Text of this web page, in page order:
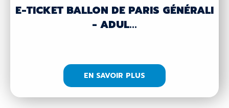
E-TICKET BALLON DE PARIS GÉNÉRALI
- ADUL...
EN SAVOIR PLUS